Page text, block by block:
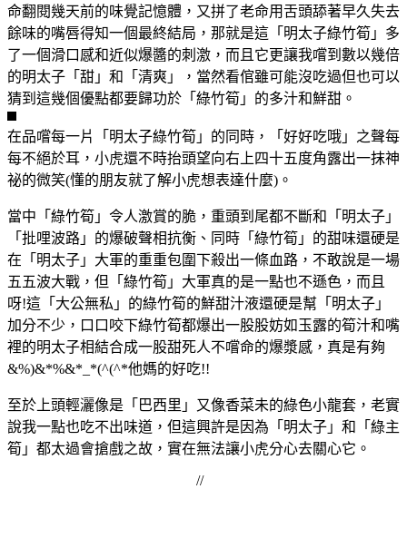
命翻閱幾天前的味覺記憶體，又拼了老命用舌頭舔著早久失去
餘味的嘴唇得知一個最終結局，那就是這「明太子綠竹筍」多
了一個滑口感和近似爆醬的刺激，而且它更讓我嚐到數以幾倍
的明太子「甜」和「清爽」，當然看倌雖可能沒吃過但也可以
猜到這幾個優點都要歸功於「綠竹筍」的多汁和鮮甜。
在品嚐每一片「明太子綠竹筍」的同時，「好好吃哦」之聲每
每不絕於耳，小虎還不時抬頭望向右上四十五度角露出一抹神
祕的微笑(懂的朋友就了解小虎想表達什麼)。
當中「綠竹筍」令人激賞的脆，重頭到尾都不斷和「明太子」
「批哩波路」的爆破聲相抗衡、同時「綠竹筍」的甜味還硬是
在「明太子」大軍的重重包圍下殺出一條血路，不敢說是一場
五五波大戰，但「綠竹筍」大軍真的是一點也不遜色，而且
呀!這「大公無私」的綠竹筍的鮮甜汁液還硬是幫「明太子」
加分不少，口口咬下綠竹筍都爆出一股股妨如玉露的筍汁和嘴
裡的明太子相結合成一股甜死人不嚐命的爆漿感，真是有夠
&%)&*%&*_*(^(^*他媽的好吃!!
至於上頭輕灑像是「巴西里」又像香菜未的綠色小龍套，老實
說我一點也吃不出味道，但這興許是因為「明太子」和「綠主
筍」都太過會搶戲之故，實在無法讓小虎分心去關心它。
//